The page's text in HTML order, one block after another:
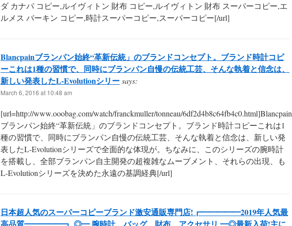
ダ カナパ コピー,ルイヴィトン 財布 コピー,ルイヴィトン 財布 スーパーコピー,エ
ルメス バーキン コピー,時計スーパーコピー,スーパーコピー[/url]
Blancpainブランパン始終“革新伝統」のブランドコンセプト。ブランド時計コピ
ーこれは1種の習慣で、同時にブランパン自慢の伝統工芸、そんな執着と信念は、
新しい発表したL-Evolutionシリーsays:
March 6, 2016 at 10:48 am
[url=http://www.ooobag.com/watch/franckmuller/tonneau/6df2d4b8c64fb4c0.html]Blancpain
ブランパン始終“革新伝統」のブランドコンセプト。ブランド時計コピーこれは1
種の習慣で、同時にブランパン自慢の伝統工芸、そんな執着と信念は、新しい発
表したL-Evolutionシリーズで全面的な体現が。ちなみに、このシリーズの腕時計
を搭載し、全部ブランパン自主開発の超複雑なムーブメント、それらの出現、も
L-Evolutionシリーズを決めた永遠の基調経典[/url]
日本超人気のスーパーコピーブランド激安通販専門店!┏━━━━━2019年人気最